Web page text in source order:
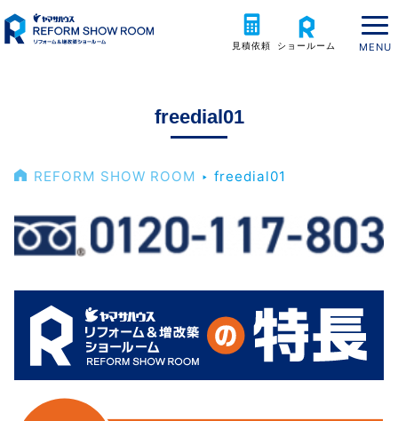
見積依頼 ショールーム
freedial01
REFORM SHOW ROOM ‣ freedial01